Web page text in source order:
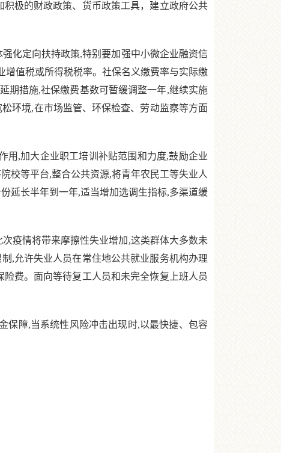
极的财政政策、货币政策工具，建立政府公共
化定向扶持政策,特别要加强中小微企业融资信
值税或所得税税率。社保名义缴费率与实际缴
期措施,社保缴费基数可暂缓调整一年,继续实施
环境,在市场监管、环保检查、劳动监察等方面
,加大企业职工培训补贴范围和力度,鼓励企业
校等平台,整合公共资源,将青年农民工等失业人
延长半年到一年,适当增加选调生指标,多渠道缓
疫情将带来摩擦性失业增加,这类群体大多数未
,允许失业人员在常住地公共就业服务机构办理
费。面向等待复工人员和未完全恢复上班人员
障,当系统性风险冲击出现时,以最快捷、包容